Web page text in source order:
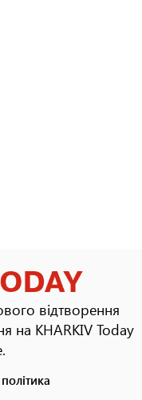
відтворення
на KHARKIV Today